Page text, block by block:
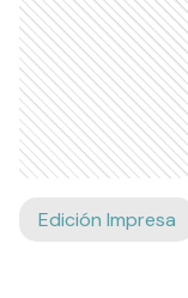
Edición Impresa